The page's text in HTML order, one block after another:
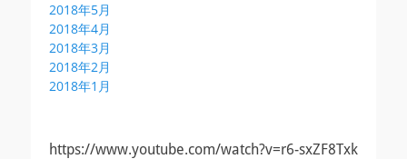
2018年5月
2018年4月
2018年3月
2018年2月
2018年1月
https://www.youtube.com/watch?v=r6-sxZF8Txk